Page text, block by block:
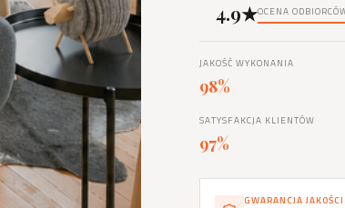
4.9★OCENA
JAKOŚĆ WYKONANIA
98%
SATYSFAKCJA KLIENTÓW
97%
GWARANCJA JAKOŚCI